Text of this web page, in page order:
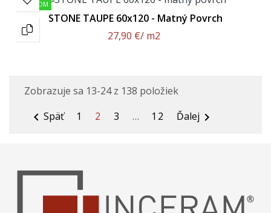
SKLADOM
STONE TAUPE 60x120 - Matný Povrch
27,90 €/ m2
Zobrazuje sa 13-24 z 138 položiek
 Späť 1 2 3 … 12 Ďalej 